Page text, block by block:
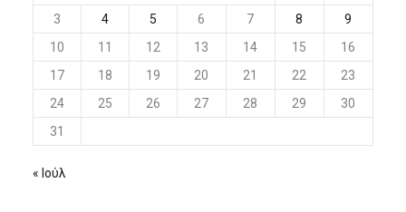
3
4 5 6 7 8
9
10
11 12 13 14 15
16
17
18 19 20 21 22
23
24
25 26 27 28 29
30
31
« Ιούλ